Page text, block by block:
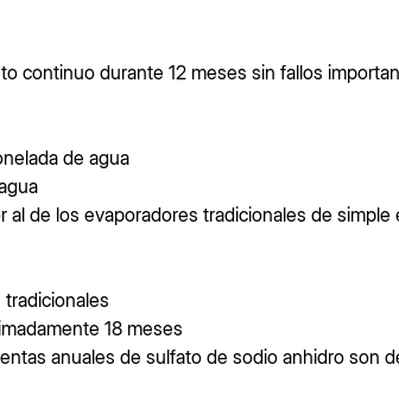
continuo durante 12 meses sin fallos
de agua
de los evaporadores tradicionales de simple
18 meses
anuales de sulfato de sodio anhidro son